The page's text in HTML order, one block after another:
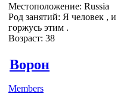
Местоположение: Russia
Род занятий: Я человек , и
горжусь этим .
Возраст: 38
Ворон
Members